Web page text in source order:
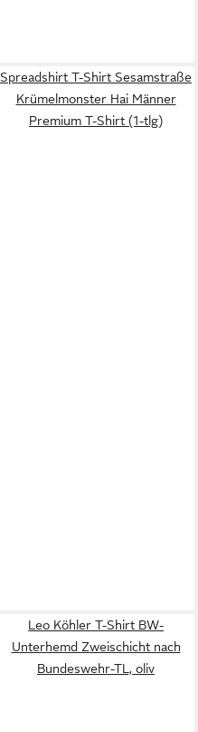
Spreadshirt T-Shirt Sesamstraße
Krümelmonster Hai Männer
Premium T-Shirt (1-tlg)
Leo Köhler T-Shirt BW-
Unterhemd Zweischicht nach
Bundeswehr-TL, oliv